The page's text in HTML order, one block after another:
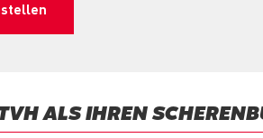
ALS IHREN